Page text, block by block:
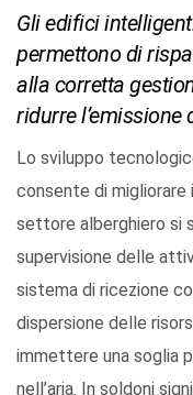
Gli edifici
permettono di
alla corretta
ridurre l’emissione
Lo sviluppo
consente di migliorare
settore alberghiero si
supervisione delle
sistema di ricezione
dispersione delle
immettere una soglia
nell’aria. In soldoni